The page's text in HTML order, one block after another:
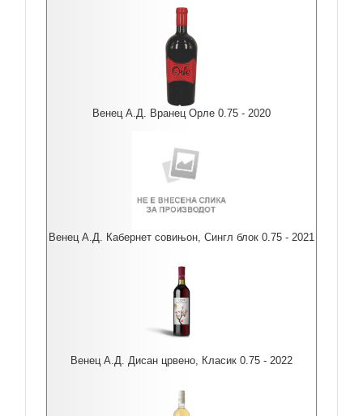
Венец А.Д. Вранец Орле 0.75 - 2020
Венец А.Д. Кабернет совињон, Сингл блок 0.75 - 2021
Венец А.Д. Дисан црвено, Класик 0.75 - 2022